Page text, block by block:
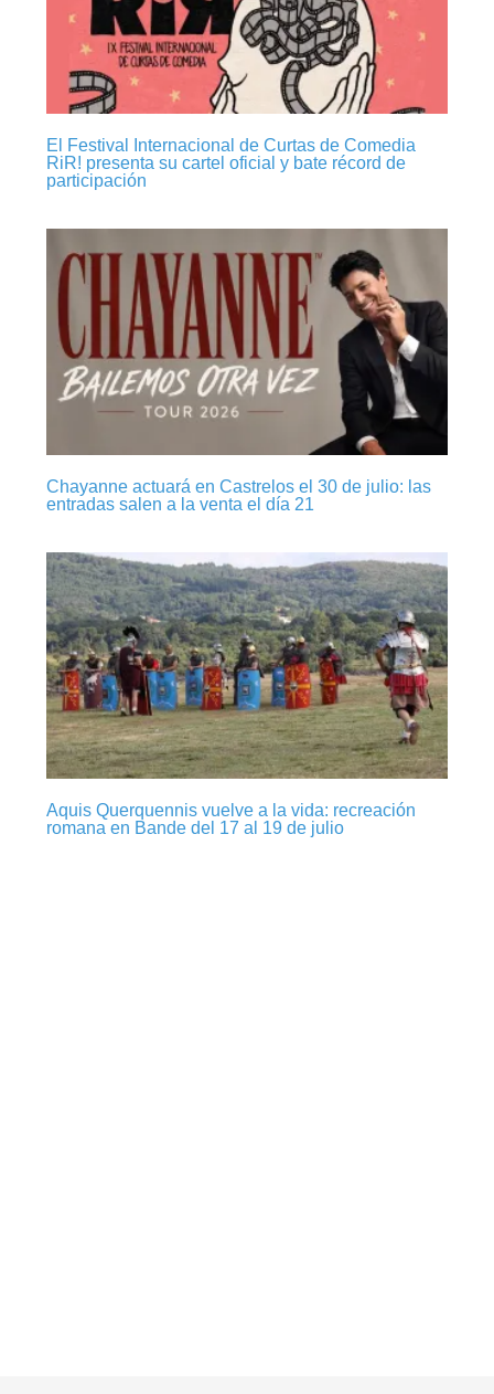
El Festival Internacional de Curtas de Comedia
RiR! presenta su cartel oficial y bate récord de
participación
Chayanne actuará en Castrelos el 30 de julio: las
entradas salen a la venta el día 21
Aquis Querquennis vuelve a la vida: recreación
romana en Bande del 17 al 19 de julio